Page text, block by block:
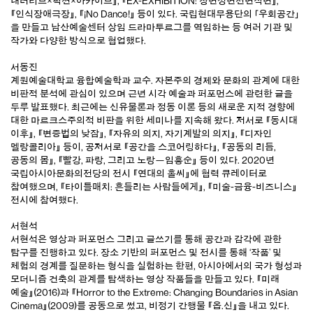
『인식장애극장』, 『¡No Dance!』 등이 있다. 국립현대무용단의 「우회공간」
을 만들고 남산예술센터 상임 드라마투르그를 역임하는 등 여러 기관 및
작가와 다양한 방식으로 협업했다.
서동진
계원예술대학교 융합예술학과 교수. 자본주의 경제와 문화의 관계에 대한
비판적 분석에 관심이 있으며 근년 시각 예술과 퍼포먼스에 관련한 글을
두루 발표했다. 최근에는 신유물론과 정동 이론 등의 새로운 지적 경향에
대한 마르크스주의적 비판을 위한 세미나를 지속해 왔다. 저서로 『동시대
이후』, 『변증법의 낮잠』, 『자유의 의지, 자기계발의 의지』, 『디자인
멜랑콜리아』 등이, 공저서로 『공간을 스코어링하다』, 『공동의 리듬,
공동의 몸』, 『빨강, 파랑, 그리고 노랑—임흥순』 등이 있다. 2020년
국립아시아문화의전당의 전시 『연대의 홀씨』에 협력 큐레이터로
참여했으며, 『타이틀매치: 흔들리는 사람들에게』, 『미술-금융-비즈니스』
전시에 참여했다.
서현석
서현석은 영상과 퍼포먼스 그리고 글쓰기를 통해 공간과 감각에 관한
탐구를 진행하고 있다. 장소 기반의 퍼포먼스 및 전시를 통해 ‘작품’ 및
체험의 경계를 질문하는 형식을 실험하는 한편, 아시아에서의 국가 형성과
모더니즘 건축의 관계를 탐색하는 영상 작품들을 만들고 있다. 『미래
예술』(2016)과 『Horror to the Extreme: Changing Boundaries in Asian
Cinema』(2009)를 공동으로 썼고, 비정기 간행물 『옵.신』을 내고 있다.